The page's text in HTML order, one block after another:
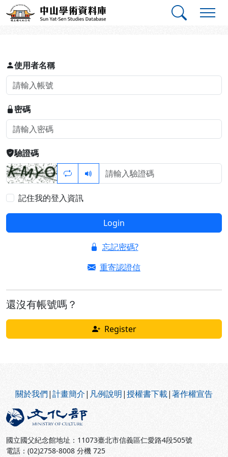
跳到主要內容
中山學術資料庫
登入
使用者名稱
密碼
驗證碼
記住我的登入資訊
Login
忘記密碼?
重寄認證信
還沒有帳號嗎？
Register
關於我們|計畫簡介| 凡例說明|授權書下載|著作權宣告
國立國父紀念館地址：11073臺北市信義區仁愛路4段505號
電話：(02)2758-8008 分機 725